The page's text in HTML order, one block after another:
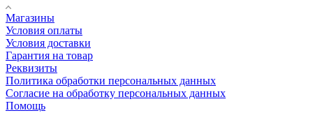
Магазины
Условия оплаты
Условия доставки
Гарантия на товар
Реквизиты
Политика обработки персональных данных
Согласие на обработку персональных данных
Помощь